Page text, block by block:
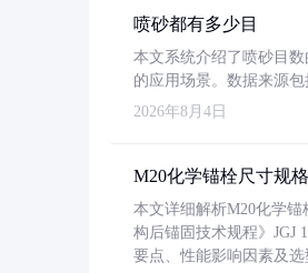
喷砂都有多少目
本文系统介绍了喷砂目
的应用场景。数据来源
2026年8月4日
M20化学锚栓尺寸规
本文详细解析M20化学
构后锚固技术规程》JGJ
要点、性能影响因素及选